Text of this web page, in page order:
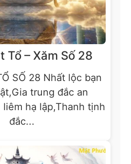
Tổ – Xăm Số 28
SỐ 28 Nhất lộc bạn
trung đắc an
liêm hạ lập,Thanh tịnh
đắc...